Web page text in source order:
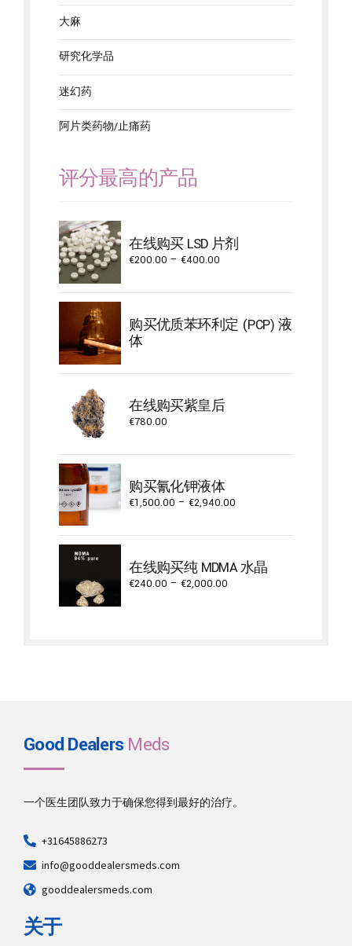
大麻
研究化学品
迷幻药
阿片类药物/止痛药
评分最高的产品
在线购买 LSD 片剂
€200.00 – €400.00
€400.00
购买优质苯环利定 (PCP) 液
体
在线购买紫皇后
€780.00
购买氰化钾液体
€1,500.00 – €2,940.00
€2,940.00
在线购买纯 MDMA 水晶
€240.00 – €2,000.00
Good DealersMeds
一个医生团队致力于确保您得到最好的治疗。
+31645886273
info@gooddealersmeds.com
gooddealersmeds.com
关于